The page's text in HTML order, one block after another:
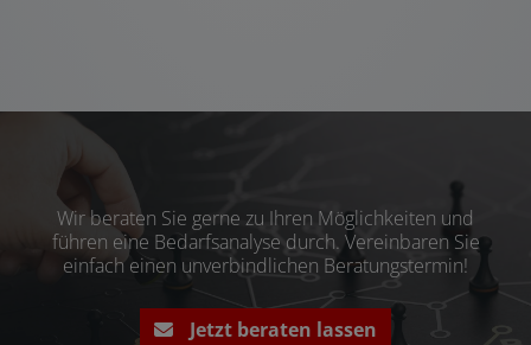
Wir beraten Sie gerne zu Ihren Möglichkeiten und
führen eine Bedarfsanalyse durch. Vereinbaren Sie
einfach einen unverbindlichen Beratungstermin!
Jetzt beraten lassen